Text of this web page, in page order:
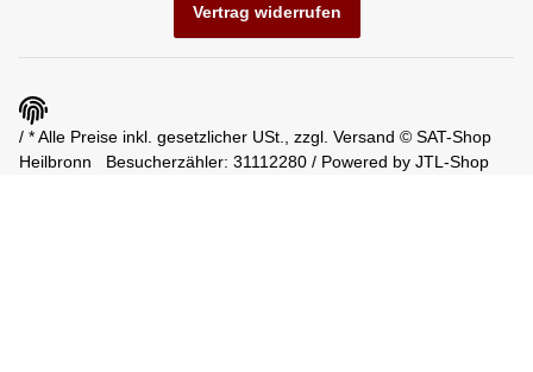
Vertrag widerrufen
/ * Alle Preise inkl. gesetzlicher USt., zzgl. Versand © SAT-Shop
Heilbronn
Besucherzähler: 31112280 / Powered by JTL-Shop